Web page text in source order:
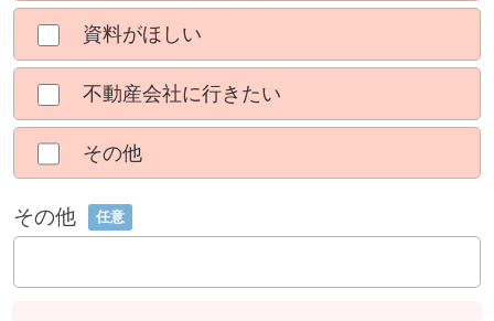
資料がほしい
不動産会社に行きたい
その他
その他 任意